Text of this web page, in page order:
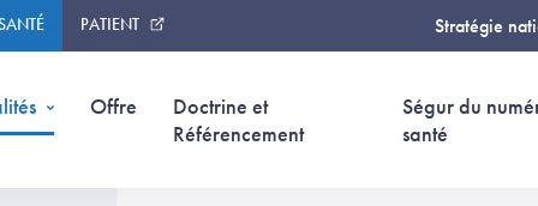
PATIENT Stratégie
Offre
Doctrine et
Référencement
Ségur du
santé